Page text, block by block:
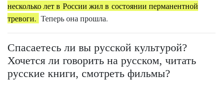
несколько лет в России жил в состоянии перманентной
тревоги. Теперь она прошла.
Спасаетесь ли вы русской культурой?
Хочется ли говорить на русском, читать
русские книги, смотреть фильмы?